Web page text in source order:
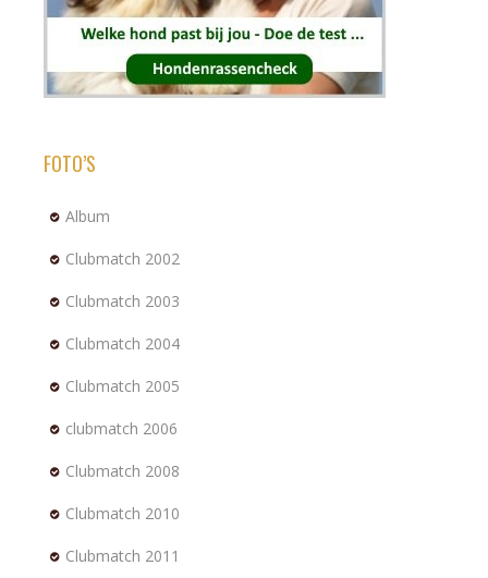
FOTO’S
Album
Clubmatch 2002
Clubmatch 2003
Clubmatch 2004
Clubmatch 2005
clubmatch 2006
Clubmatch 2008
Clubmatch 2010
Clubmatch 2011